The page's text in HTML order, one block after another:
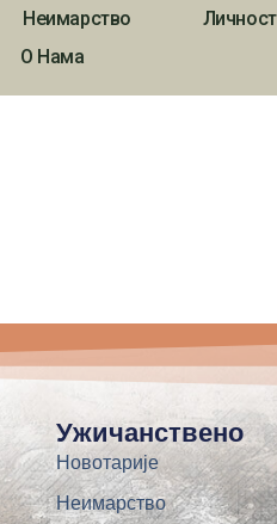
Неимарство
О Нама
Ужичанствено
Новотарије
Неимарство